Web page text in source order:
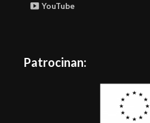
YouTube
Patrocinan: